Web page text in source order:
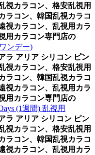
視カラコン、格安乱視用
ラコン、韓国乱視カラコ
視カラコン、乱視用カラ
用カラコン専門店の
ンデー)
ラ アリア シリコン ピン
視カラコン、格安乱視用
ラコン、韓国乱視カラコ
視カラコン、乱視用カラ
用カラコン専門店の
(1週間) 乱視用
ラ アリア シリコン ピン
視カラコン、格安乱視用
ラコン、韓国乱視カラコ
視カラコン、乱視用カラ